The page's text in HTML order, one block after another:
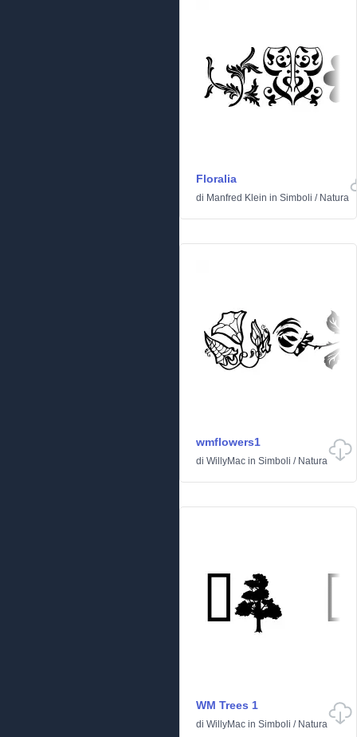
Floralia
di Manfred Klein in Simboli / Natura
wmflowers1
di WillyMac in Simboli / Natura
WM Trees 1
di WillyMac in Simboli / Natura